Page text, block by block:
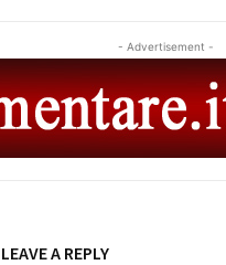
- Advertisement -
LEAVE A REPLY